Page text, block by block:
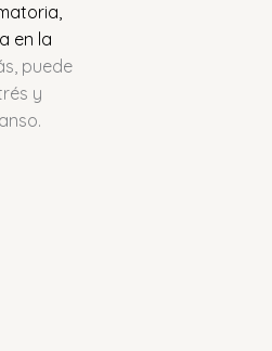
en la
puede
y